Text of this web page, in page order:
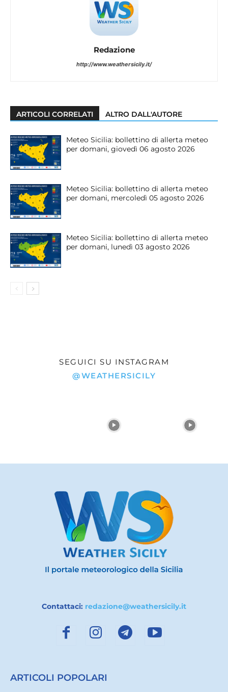
Redazione
http://www.weathersicily.it/
ARTICOLI CORRELATI ALTRO DALL'AUTORE
Meteo Sicilia: bollettino di allerta meteo
per domani, giovedì 06 agosto 2026
Meteo Sicilia: bollettino di allerta meteo
per domani, mercoledì 05 agosto 2026
Meteo Sicilia: bollettino di allerta meteo
per domani, lunedì 03 agosto 2026
SEGUICI SU INSTAGRAM
@WEATHERSICILY
Contattaci: redazione@weathersicily.it
ARTICOLI POPOLARI